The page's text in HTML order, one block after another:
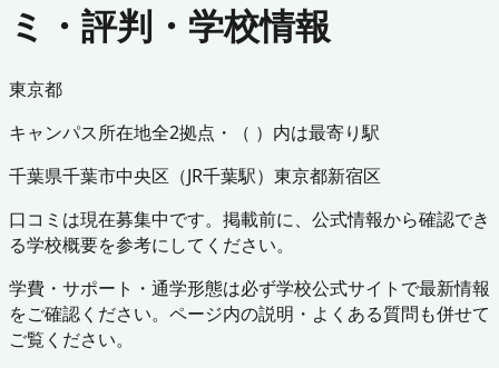
ミ・評判・学校情報
東京都
キャンパス所在地全2拠点・（ ）内は最寄り駅
千葉県千葉市中央区 （JR千葉駅） 東京都新宿区
口コミは現在募集中です。掲載前に、公式情報から確認でき
る学校概要を参考にしてください。
学費・サポート・通学形態は必ず学校公式サイトで最新情報
をご確認ください。ページ内の説明・よくある質問も併せて
ご覧ください。